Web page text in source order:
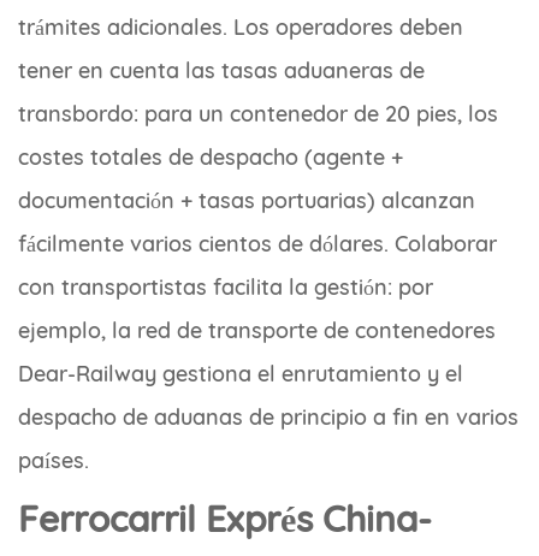
trámites adicionales. Los operadores deben
tener en cuenta las tasas aduaneras de
transbordo: para un contenedor de 20 pies, los
costes totales de despacho (agente +
documentación + tasas portuarias) alcanzan
fácilmente varios cientos de dólares. Colaborar
con transportistas facilita la gestión: por
ejemplo, la red de transporte de contenedores
Dear-Railway gestiona el enrutamiento y el
despacho de aduanas de principio a fin en varios
países.
Ferrocarril Exprés China-